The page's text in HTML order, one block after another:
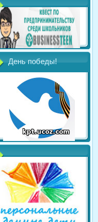
День победы!